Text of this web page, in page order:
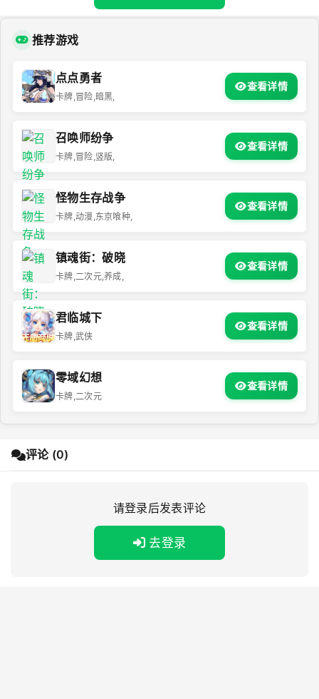
推荐游戏
点点勇者
卡牌,冒险,暗黑,
查看详情
召唤师纷争
卡牌,冒险,竖版,
查看详情
怪物生存战争
卡牌,动漫,东京喰种,
查看详情
镇魂街：破晓
卡牌,二次元,养成,
查看详情
君临城下
卡牌,武侠
查看详情
零域幻想
卡牌,二次元
查看详情
评论 (0)
请登录后发表评论
去登录